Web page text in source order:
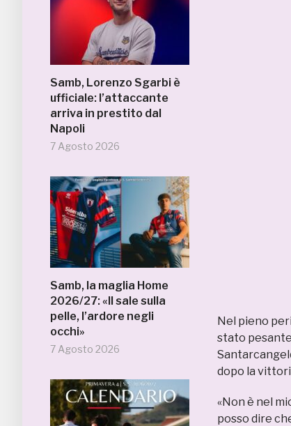
Samb, Lorenzo Sgarbi è
ufficiale: l’attaccante
arriva in prestito dal
Napoli
7 Agosto 2026
Samb, la maglia Home
2026/27: «Il sale sulla
pelle, l’ardore negli
occhi»
7 Agosto 2026
Nel pieno
stato
dopo la
«Non è nel
posso dire